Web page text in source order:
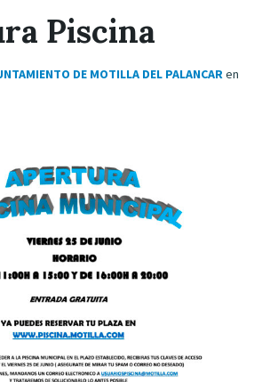
Piscina
DE MOTILLA DEL PALANCARen